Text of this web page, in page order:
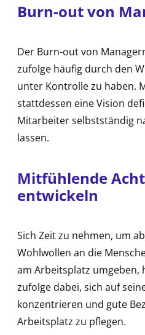
Burn-out von
Der Burn-out von
zufolge häufig durch den
unter Kontrolle zu haben.
stattdessen eine Vision
Mitarbeiter selbstständig
lassen.
Mitfühlende
entwickeln
Sich Zeit zu nehmen, um
Wohlwollen an die
am Arbeitsplatz umgeben,
zufolge dabei, sich auf
konzentrieren und gute
Arbeitsplatz zu pflegen.